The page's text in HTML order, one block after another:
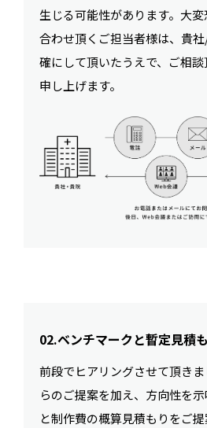
生じる可能性があります。大
合わせ頂くご担当者様は、貴
確にして頂いたうえで、ご相
申し上げます。
02.ベンチマークと暫定見積
前段でヒアリングさせて頂き
らのご提案を加え、方向性を
と制作費の概算見積もりをご提